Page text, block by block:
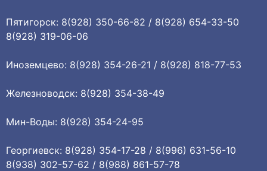
Пятигорск: 8(928) 350-66-82 / 8(928) 654-33-50
8(928) 319-06-06
Иноземцево: 8(928) 354-26-21 / 8(928) 818-77-53
Железноводск: 8(928) 354-38-49
Мин-Воды: 8(928) 354-24-95
Георгиевск: 8(928) 354-17-28 / 8(996) 631-56-10
8(938) 302-57-62 / 8(988) 861-57-78